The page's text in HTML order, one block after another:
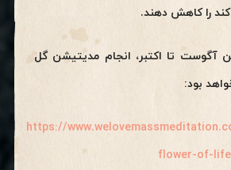
کند را کاهش دهند.
آگوست تا اکتبر، انجام مدیتیشن گل
بود:
https://
flower-of-